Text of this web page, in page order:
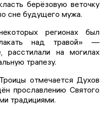
берёзовую веточку
сне будущего мужа.
регионах был
над травой» —
на могилах
трапезу.
отмечается Духов
прославлению Святого
традициями.